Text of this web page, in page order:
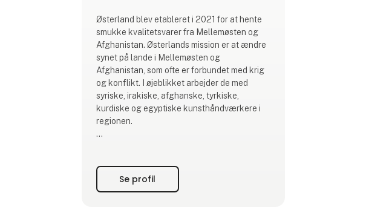
Østerland blev etableret i 2021 for at hente
smukke kvalitetsvarer fra Mellemøsten og
Afghanistan. Østerlands mission er at ændre
synet på lande i Mellemøsten og
Afghanistan, som ofte er forbundet med krig
og konflikt. I øjeblikket arbejder de med
syriske, irakiske, afghanske, tyrkiske,
kurdiske og egyptiske kunsthåndværkere i
regionen.
mennesker på flugt. Og når mennesker
flygter, så forlader de også deres levebrød
Se profil